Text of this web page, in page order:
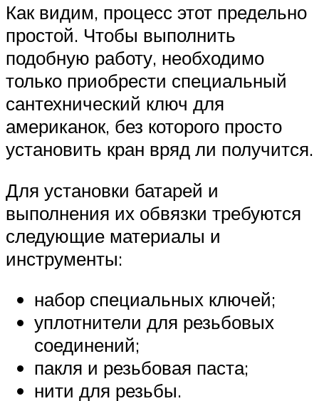
Как видим, процесс этот предельно
простой. Чтобы выполнить
подобную работу, необходимо
только приобрести специальный
сантехнический ключ для
американок, без которого просто
установить кран вряд ли получится.
Для установки батарей и
выполнения их обвязки требуются
следующие материалы и
инструменты:
набор специальных ключей;
уплотнители для резьбовых
соединений;
пакля и резьбовая паста;
нити для резьбы.